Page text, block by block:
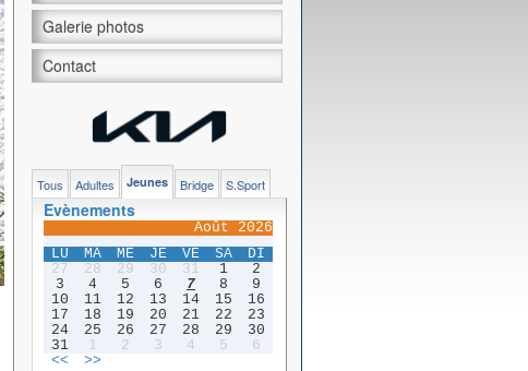
Galerie photos
Contact
Tous Adultes Jeunes Bridge S.Sport
Evènements
Août 2026
LU
MA ME JE VE SA
DI
27
28 29 30 31 1
2
3
4 5 6 7 8
9
10
11 12 13 14 15
16
17
18 19 20 21 22
23
24
25 26 27 28 29
30
31
1 2 3 4 5
6
<<
>>